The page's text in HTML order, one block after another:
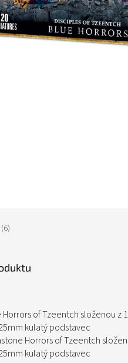
of Tzeentch složenou z
kulatý podstavec
Horrors of Tzeentch
kulatý podstavec